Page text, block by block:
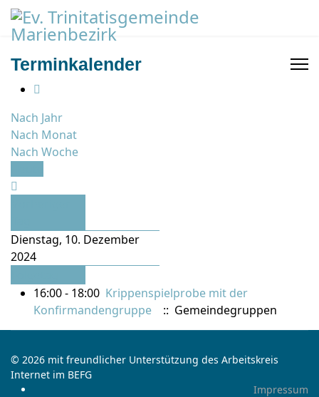
Terminkalender
Nach Jahr
Nach Monat
Nach Woche
Dienstag, 10. Dezember
2024
16:00 - 18:00 Krippenspielprobe mit der
Konfirmandengruppe
:: Gemeindegruppen
© 2026 mit freundlicher Unterstützung des Arbeitskreis
Internet im BEFG
Impressum